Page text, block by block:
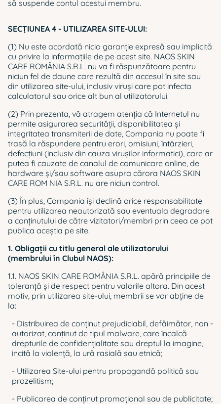
să suspende contul acestui membru.
SECŢIUNEA 4 - UTILIZAREA SITE-ULUI:
(1) Nu este acordată nicio garanţie expresă sau implicită
cu privire la informaţiile de pe acest site. NAOS SKIN
CARE ROMÂNIA S.R.L. nu va fi răspunzătoare pentru
niciun fel de daune care rezultă din accesul în site sau
din utilizarea site-ului, inclusiv viruşi care pot infecta
calculatorul sau orice alt bun al utilizatorului.
(2) Prin prezenta, vă atragem atenţia că Internetul nu
permite asigurarea securităţii, disponibilitatea și
integritatea transmiterii de date, Compania nu poate fi
trasă la răspundere pentru erori, omisiuni, întârzieri,
defecţiuni (inclusiv din cauza virușilor informatici), care ar
putea fi cauzate de canalul de comunicare online, de
hardware și/sau software asupra cărora NAOS SKIN
CARE ROM NIA S.R.L. nu are niciun control.
(3) În plus, Compania îşi declină orice responsabilitate
pentru utilizarea neautorizată sau eventuala degradare
a conținutului de către vizitatori/membri prin ceea ce pot
publica aceştia pe site.
1. Obligaţii cu titlu general ale utilizatorului
(membrului în Clubul NAOS):
1.1. NAOS SKIN CARE ROMÂNIA S.R.L. apără principiile de
toleranță și de respect pentru valorile altora. Din acest
motiv, prin utilizarea site-ului, membrii se vor abține de
la:
- Distribuirea de conținut prejudiciabil, defăimător, non -
autorizat, conţinut de tipul malware, care încalcă
drepturile de confidențialitate sau dreptul la imagine,
incită la violență, la ură rasială sau etnică;
- Utilizarea Site-ului pentru propagandă politică sau
prozelitism;
- Publicarea de conținut promoțional sau de publicitate;